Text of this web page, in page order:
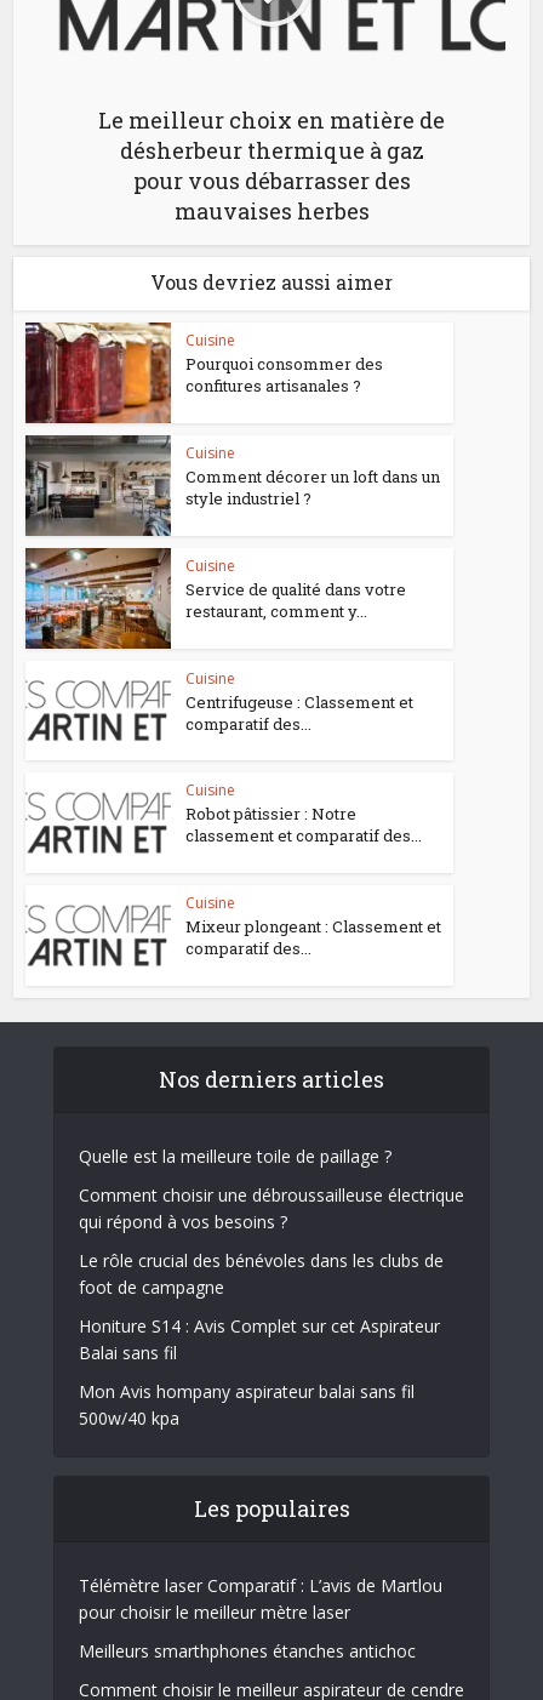
Le meilleur choix en matière de
désherbeur thermique à gaz
pour vous débarrasser des
mauvaises herbes
Vous devriez aussi aimer
Cuisine
Pourquoi consommer des
confitures artisanales ?
Cuisine
Comment décorer un loft dans un
style industriel ?
Cuisine
Service de qualité dans votre
restaurant, comment y...
Cuisine
Centrifugeuse : Classement et
comparatif des...
Cuisine
Robot pâtissier : Notre
classement et comparatif des...
Cuisine
Mixeur plongeant : Classement et
comparatif des...
Nos derniers articles
Quelle est la meilleure toile de paillage ?
Comment choisir une débroussailleuse électrique
qui répond à vos besoins ?
Le rôle crucial des bénévoles dans les clubs de
foot de campagne
Honiture S14 : Avis Complet sur cet Aspirateur
Balai sans fil
Mon Avis hompany aspirateur balai sans fil
500w/40 kpa
Les populaires
Télémètre laser Comparatif : L’avis de Martlou
pour choisir le meilleur mètre laser
Meilleurs smarthphones étanches antichoc
Comment choisir le meilleur aspirateur de cendre